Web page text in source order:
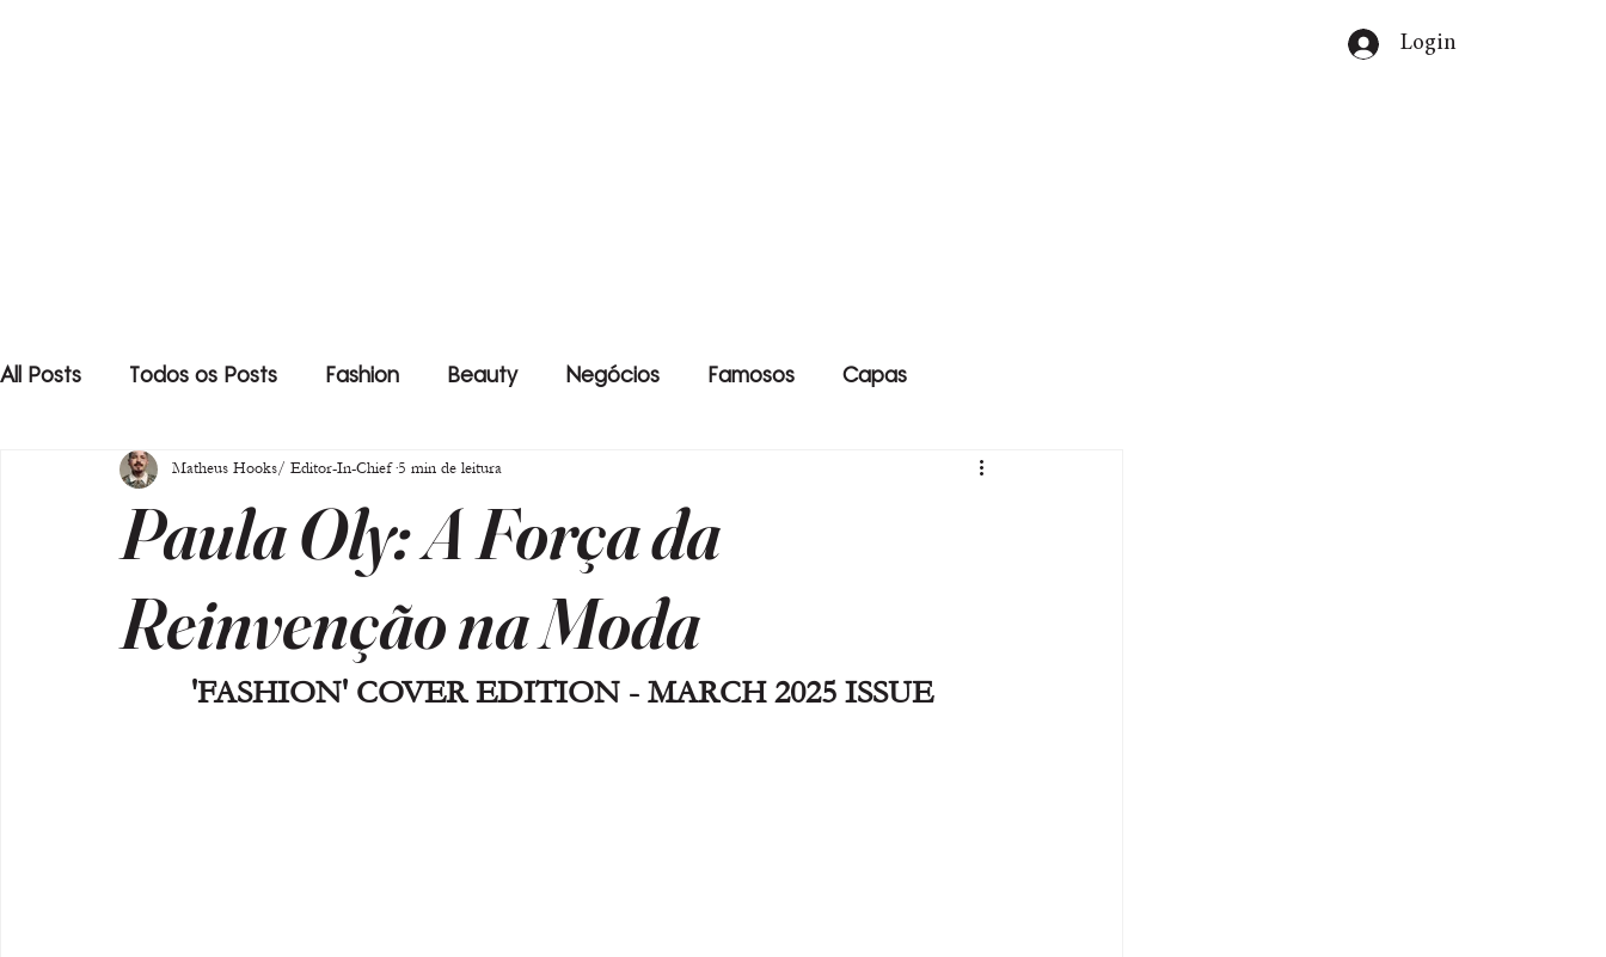
Login
All Posts Todos os Posts Fashion Beauty Negócios Famosos Capas
Paula Oly: A Força da
Reinvenção na Moda
Matheus Hooks/ Editor-In-Chief 5 min de leitura
'FASHION' COVER EDITION - MARCH 2025 ISSUE